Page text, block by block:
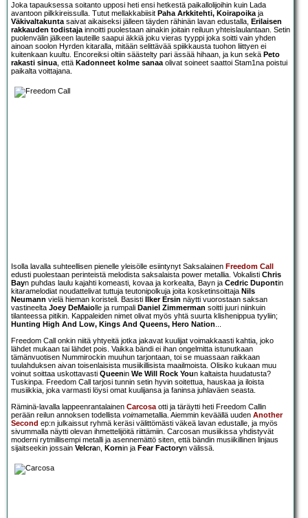
Joka tapauksessa soitanto upposi heti ensi hetkestä paikallolijoihin kuin Lada
avantoon pilkkireissulla. Tutut mellakkabiisit Paha Arkkitehti, Koirapoikaja
Väkivaltakuntasaivat aikaiseksi jälleen täyden rähinän lavan edustalla, Erilaisen
rakkauden todistajainnoitti puolestaan ainakin joitain reiluun yhteislaulantaan. Setin
puolenvälin jälkeen lauteille saapui äkkiä joku vieras tyyppi joka soitti vain yhden
ainoan soolon Hyrden kitaralla, mitään selittävää spiikkausta tuohon liittyen ei
kuitenkaan kuultu. Encoreiksi oltiin säästelty pari ässää hihaan, ja kun sekä Peto
rakasti sinua, että Kadonneet kolme sanaaolivat soineet saattoi Stam1na poistui
paikalta voittajana.
Isolla lavalla suhteellisen pienelle yleisölle esiintynyt Saksalainen Freedom Call
edusti puolestaan perinteistä melodista saksalaista power metallia. Vokalisti Chris
Bayn puhdas laulu kajahti komeasti, kovaa ja korkealta, Bayn ja Cedric Dupontin
kitaramelodiat noudattelivat tuttuja teutonipolkuja joita kosketinsoittaja Nils
Neumann vielä hieman koristeli. Basisti Ilker Ersin näytti vuorostaan saksan
vastineelta Joey DeMaio lle ja rumpali Daniel Zimmerman soitti juuri niinkuin
tilanteessa pitikin. Kappaleiden nimet olivat myös yhtä suurta klishenippua tyyliin;
Hunting High And Low, Kings And Queens, Hero Nation...
Freedom Call onkin niitä yhtyeitä jotka jakavat kuulijat voimakkaasti kahtia, joko
lähdet mukaan tai lähdet pois. Vaikka bändi ei ihan ongelmitta istunutkaan
tämänvuotisen Nummirockin muuhun tarjontaan, toi se muassaan raikkaan
tuulahduksen aivan toisenlaisista musiikillisista maailmoista. Olisiko kukaan muu
voinut soittaa uskottavasti Queenin We Will Rock Youn kaltaista huudatusta?
Tuskinpa. Freedom Call tarjosi tunnin setin hyvin soitettua, hauskaa ja iloista
musiikkia, joka varmasti löysi omat kuulijansa ja faninsa juhlaväen seasta.
Räminä-lavalla lappeenrantalainen Carcosaotti ja täräytti heti Freedom Callin
perään reilun annoksen todellista voimametallia. Aiemmin keväällä uuden Another
Second ep:n julkaissut ryhmä keräsi välittömästi väkeä lavan edustalle, ja myös
sivummalla näytti olevan ihmettelijöitä riittämiin. Carcosan musiikissa yhdistyvät
moderni rytmillisempi metalli ja asennemättö siten, että bändin musiikillinen linjaus
sijaitseekin jossain Velcran, Kornin ja Fear Factoryn välissä.